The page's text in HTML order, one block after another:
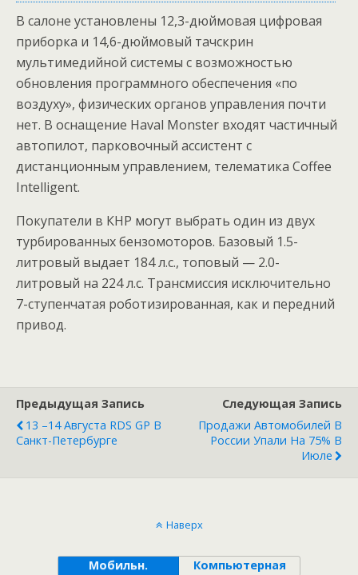
В салоне установлены 12,3-дюймовая цифровая
приборка и 14,6-дюймовый тачскрин
мультимедийной системы с возможностью
обновления программного обеспечения «по
воздуху», физических органов управления почти
нет. В оснащение Haval Monster входят частичный
автопилот, парковочный ассистент с
дистанционным управлением, телематика Coffee
Intelligent.
Покупатели в КНР могут выбрать один из двух
турбированных бензомоторов. Базовый 1.5-
литровый выдает 184 л.с., топовый — 2.0-
литровый на 224 л.с. Трансмиссия исключительно
7-ступенчатая роботизированная, как и передний
привод.
Предыдущая Запись
13 –14 Августа RDS GP В
Санкт-Петербурге
Следующая Запись
Продажи Автомобилей В
России Упали На 75% В
Июле
Наверх
Мобильн. Компьютерная